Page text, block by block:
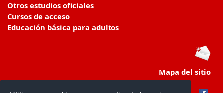
Otros estudios oficiales
Cursos de acceso
Educación básica para adultos
Mapa del sitio